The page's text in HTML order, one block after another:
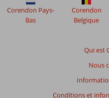
Qui est
Nous
Conditions et
Corendon Pays-
Bas
Corendon
Belgique